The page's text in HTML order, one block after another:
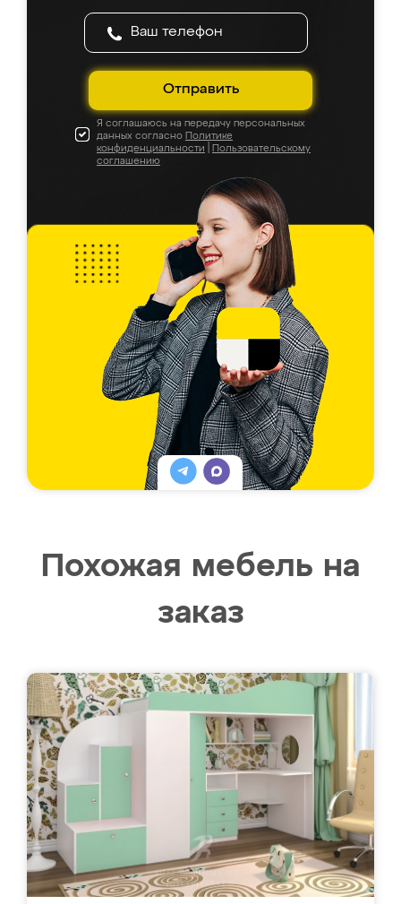
Отправить
Я соглашаюсь на передачу персональных
данных согласно Политике
конфиденциальности
Пользовательскому
соглашению
Похожая мебель на
заказ